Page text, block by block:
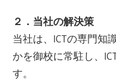
２．当社の解決策
当社は、ICTの専門知
かを御校に常駐し、
す。